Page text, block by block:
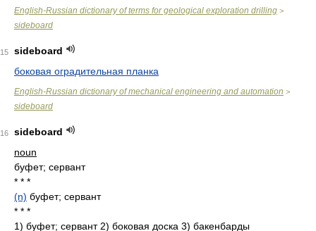
English-Russian dictionary of terms for geological exploration drilling >
sideboard
15
sideboard
боковая оградительная планка
English-Russian dictionary of mechanical engineering and automation >
sideboard
16
sideboard
noun
буфет; сервант
* * *
(n) буфет; сервант
* * *
1) буфет; сервант 2) боковая доска 3) бакенбарды